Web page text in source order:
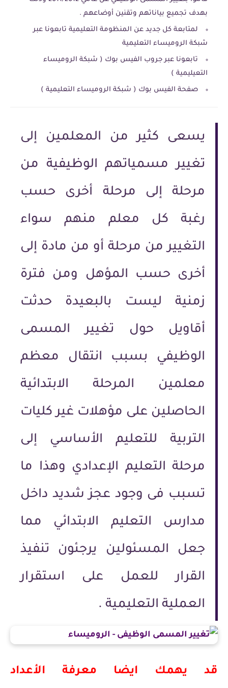
بهدف تجميع بياناتهم وتقنين أوضاعهم .
لمتابعة كل جديد عن المنظومة التعليمية تابعونا عبر
شبكة الروميساء التعليمية
تابعونا عبر جروب الفيس بوك ( شبكة الروميساء
التعيليمية )
صفحة الفيس بوك ( شبكة الروميساء التعليمية )
يسعى كثير من المعلمين إلى
تغيير مسمياتهم الوظيفية من
مرحلة إلى مرحلة أخرى حسب
رغبة كل معلم منهم سواء
التغيير من مرحلة أو من مادة إلى
أخرى حسب المؤهل ومن فترة
زمنية ليست بالبعيدة حدثت
أقاويل حول تغيير المسمى
الوظيفي بسبب انتقال معظم
معلمين المرحلة الابتدائية
الحاصلين على مؤهلات غير كليات
التربية للتعليم الأساسي إلى
مرحلة التعليم الإعدادي وهذا ما
تسبب فى وجود عجز شديد داخل
مدارس التعليم الابتدائي مما
جعل المسئولين يرجئون تنفيذ
القرار للعمل على استقرار
العملية التعليمية .
قد يهمك ايضا معرفة الأعداد